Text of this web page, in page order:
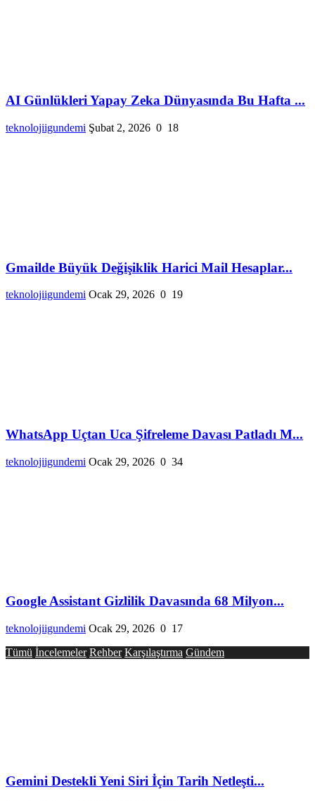
AI Günlükleri Yapay Zeka Dünyasında Bu Hafta ...
teknolojiigundemi Şubat 2, 2026 0 18
Gmailde Büyük Değişiklik Harici Mail Hesaplar...
teknolojiigundemi Ocak 29, 2026 0 19
WhatsApp Uçtan Uca Şifreleme Davası Patladı M...
teknolojiigundemi Ocak 29, 2026 0 34
Google Assistant Gizlilik Davasında 68 Milyon...
teknolojiigundemi Ocak 29, 2026 0 17
Tümü İncelemeler Rehber Karşılaştırma Gündem
Gemini Destekli Yeni Siri İçin Tarih Netleşti...